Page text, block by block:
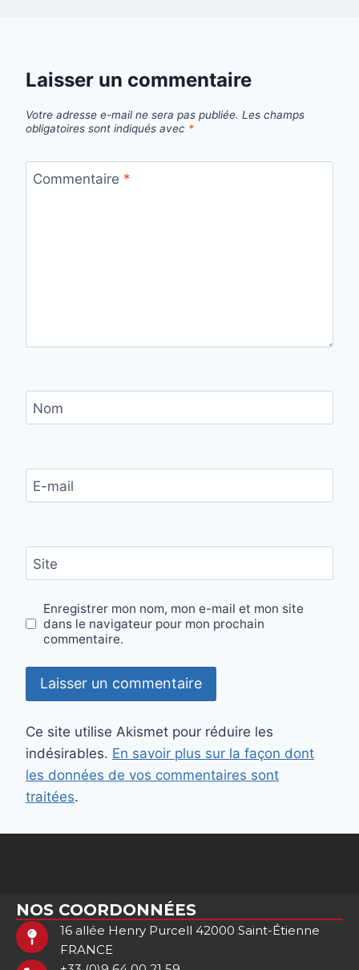
Laisser un commentaire
Votre adresse e-mail ne sera pas publiée. Les champs
obligatoires sont indiqués avec *
Commentaire *
Nom
E-mail
Site
Enregistrer mon nom, mon e-mail et mon site
dans le navigateur pour mon prochain
commentaire.
Ce site utilise Akismet pour réduire les
indésirables. En savoir plus sur la façon dont
les données de vos commentaires sont
traitées.
NOS COORDONNÉES
16 allée Henry Purcell 42000 Saint-Étienne
FRANCE